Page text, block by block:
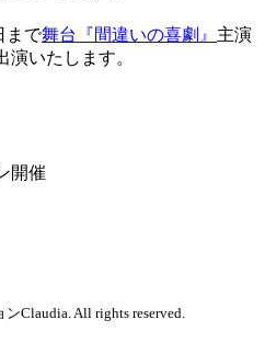
まで舞台『間違いの喜劇』 主演
いたします。
開催
Claudia. All rights reserved.